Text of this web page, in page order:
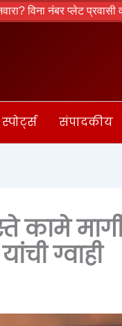
नंबर प्लेट प्रवासी वाहतूक
स्पोर्ट्स संपादकीय
कामे
ग्वाही